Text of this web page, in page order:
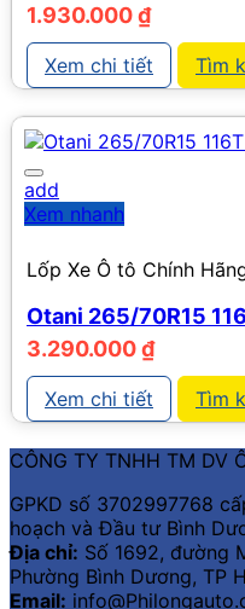
1.930.000₫
Xem chi tiết Tìm
add
Xem nhanh
Lốp Xe Ô tô Chính
Otani 265/70R15
3.290.000₫
Xem chi tiết Tìm
CÔNG TY TNHH TM DV
GPKD số 3702997768
hoạch và Đầu tư Bình
Địa chỉ: Số 1692, đường
Phường Bình Dương, TP
Email: